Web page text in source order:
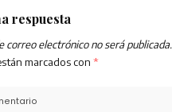
respuesta
correo electrónico no será publicada.
marcados con *